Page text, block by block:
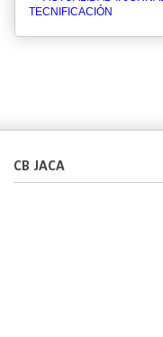
TECNIFICACIÓN
CB JACA